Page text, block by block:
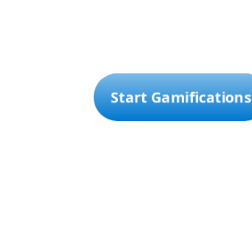
Start Gamifications